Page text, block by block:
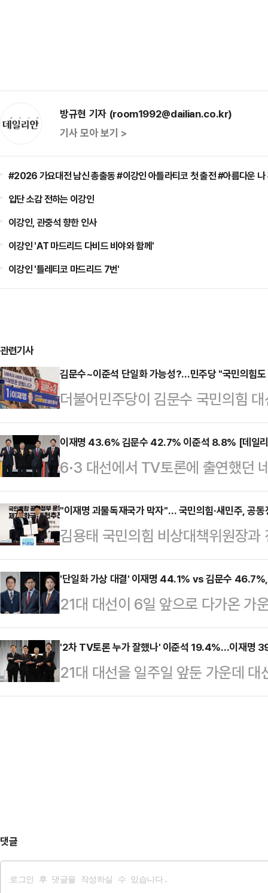
방규현 기자 (room1992@dailian.co.kr)
기사 모아 보기 >
#2026 가요대전 남신 총출동 #이강인 아틀라티코 첫 출전 #아름다운 나
입단 소감 전하는 이강인
이강인, 관중석 향한 인사
이강인 'AT 마드리드 다비드 비야와 함께'
이강인 '틀레티코 마드리드 7번'
관련기사
김문수~이준석 단일화 가능성?…민주당 "국민의힘도
더불어민주당이 김문수 국민의힘
단일화 가능성을 낮게 전망했다.조
변인은 28일 오전 서울 영등포구
결집 가능성에 대한 질문에 "보수
민의힘도 선을 그었다 봐야 하는 것
던 국민의힘이 이제는 이준석 후보
라고 바라봤다.이어 "6개월간 지속
끝장낼 것인가와 지난 3년간 망…
이재명 43.6% 김문수 42.7% 이준석 8.8% [데일
6·3 대선에서 TV토론에 출연했던
문한 결과, 이재명 더불어민주당
42.7%를 기록했다. 두 후보 간 격
다.'호텔경제학' '커피 원가 120원' '
논란과 김문수 후보의 뒷심이 맞물
다만 이번 설문에서는 국민의힘을
보수 과표집 현상이 발생했을 가능
이…
"이재명 괴물독재국가 막자"… 국민의힘·새민주, 공동
김용태 국민의힘 비상대책위원장
공동정부 운영과 제7공화국 개헌추
어민주당 후보 당선에 따른 '괴물독
확고히 했다. 김문수 국민의힘 대선
석하지 못했지만, 합의문은 3자 합
의도 새미래민주당 중앙당사에서
이 '시대정신'임을 강조하며 이같이
보와 이낙연 새민주당 상임고…
'단일화 가상 대결' 이재명 44.1% vs 김문수
21대 대선이 6일 앞으로 다가온 가
개혁신당 후보의 '단일화'를 가정하
대결을 벌일 시, 이재명 후보와 김
이게 되는 것으로 나타났다.데일리
에 의뢰해 지난 26일부터 27일까
'2차 TV토론 누가 잘했나' 이준석 19.4%…이재명
21대 대선을 일주일 앞둔 가운데
한 후보'가 누군지 묻는 설문에 이
댓글